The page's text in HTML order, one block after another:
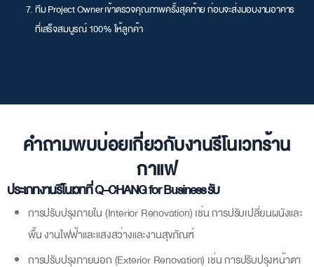
ทีม Project Owner เข้าตรวจคุณภาพครั้งสุดท้าย ก่อนจะส่งมอบงานอาคาร
ที่เสร็จสมบูรณ์ 100% ให้ลูกค้า